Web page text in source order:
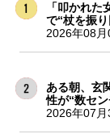
「叩かれ
で“杖を振
2026年08月
ある朝、玄
性が“数セ
2026年07月